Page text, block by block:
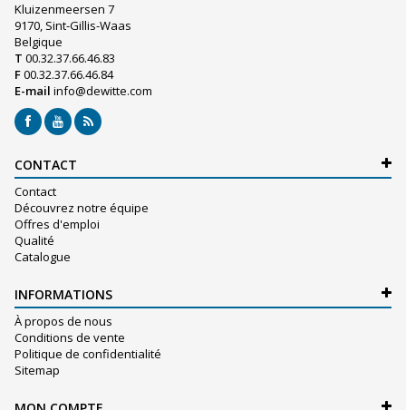
Kluizenmeersen 7
9170, Sint-Gillis-Waas
Belgique
T 00.32.37.66.46.83
F00.32.37.66.46.84
E-mail info@dewitte.com
CONTACT
Contact
Découvrez notre équipe
Offres d'emploi
Qualité
Catalogue
INFORMATIONS
À propos de nous
Conditions de vente
Politique de confidentialité
Sitemap